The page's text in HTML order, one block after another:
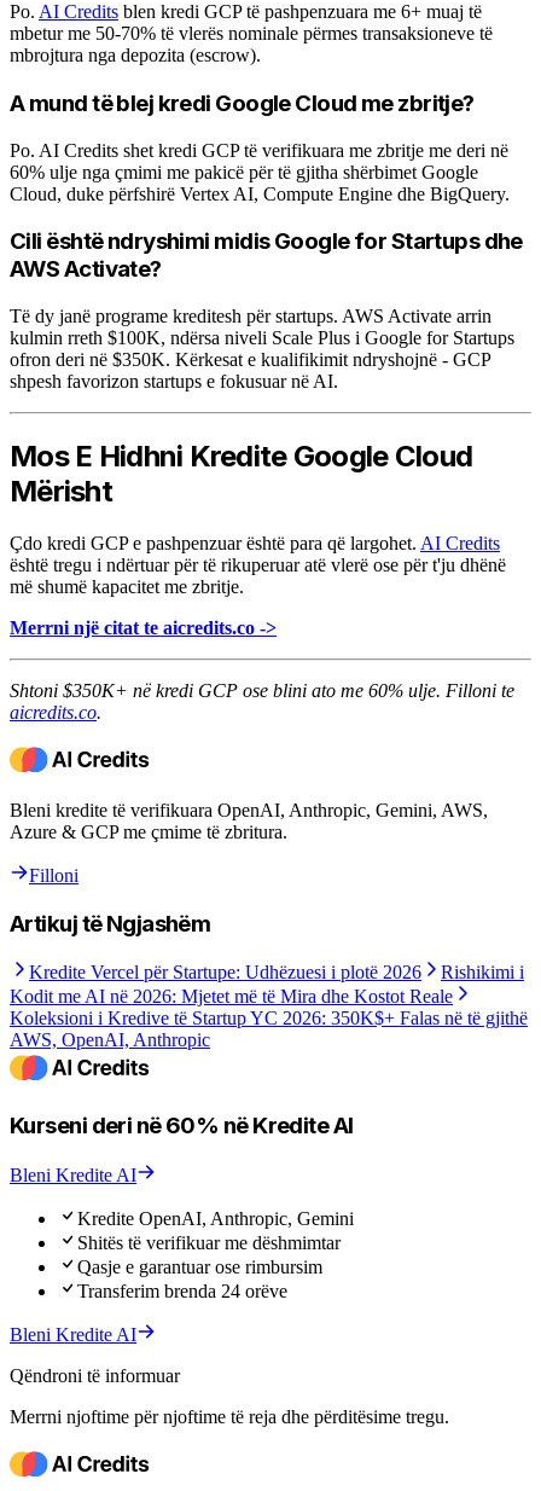
Po. AI Credits blen kredi GCP të pashpenzuara me 6+ muaj të
mbetur me 50-70% të vlerës nominale përmes transaksioneve të
mbrojtura nga depozita (escrow).
A mund të blej kredi Google Cloud me zbritje?
Po. AI Credits shet kredi GCP të verifikuara me zbritje me deri në
60% ulje nga çmimi me pakicë për të gjitha shërbimet Google
Cloud, duke përfshirë Vertex AI, Compute Engine dhe BigQuery.
Cili është ndryshimi midis Google for Startups dhe
AWS Activate?
Të dy janë programe kreditesh për startups. AWS Activate arrin
kulmin rreth $100K, ndërsa niveli Scale Plus i Google for Startups
ofron deri në $350K. Kërkesat e kualifikimit ndryshojnë - GCP
shpesh favorizon startups e fokusuar në AI.
Mos E Hidhni Kredite Google Cloud
Mërisht
Çdo kredi GCP e pashpenzuar është para që largohet. AI Credits
është tregu i ndërtuar për të rikuperuar atë vlerë ose për t'ju dhënë
më shumë kapacitet me zbritje.
Merrni një citat te aicredits.co ->
Shtoni $350K+ në kredi GCP ose blini ato me 60% ulje. Filloni te
aicredits.co.
Bleni kredite të verifikuara OpenAI, Anthropic, Gemini, AWS,
Azure & GCP me çmime të zbritura.
Filloni
Artikuj të Ngjashëm
Kredite Vercel për Startupe: Udhëzuesi i plotë 2026
Rishikimi i
Kodit me AI në 2026: Mjetet më të Mira dhe Kostot Reale
Koleksioni i Kredive të Startup YC 2026: 350K$+ Falas në të gjithë
AWS, OpenAI, Anthropic
Kurseni deri në 60% në Kredite AI
Bleni Kredite AI
Kredite OpenAI, Anthropic, Gemini
Shitës të verifikuar me dëshmimtar
Qasje e garantuar ose rimbursim
Transferim brenda 24 orëve
Bleni Kredite AI
Qëndroni të informuar
Merrni njoftime për njoftime të reja dhe përditësime tregu.